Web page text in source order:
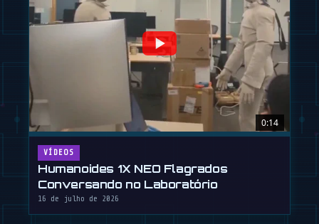
0:14
VÍDEOS
Humanoides 1X NEO Flagrados
Conversando no Laboratório
16 de julho de 2026